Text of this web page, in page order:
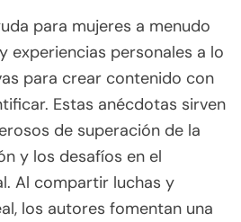
para mujeres a menudo
experiencias personales a lo
para crear contenido con
Estas anécdotas sirven
de superación de la
y los desafíos en el
Al compartir luchas y
los autores fomentan una